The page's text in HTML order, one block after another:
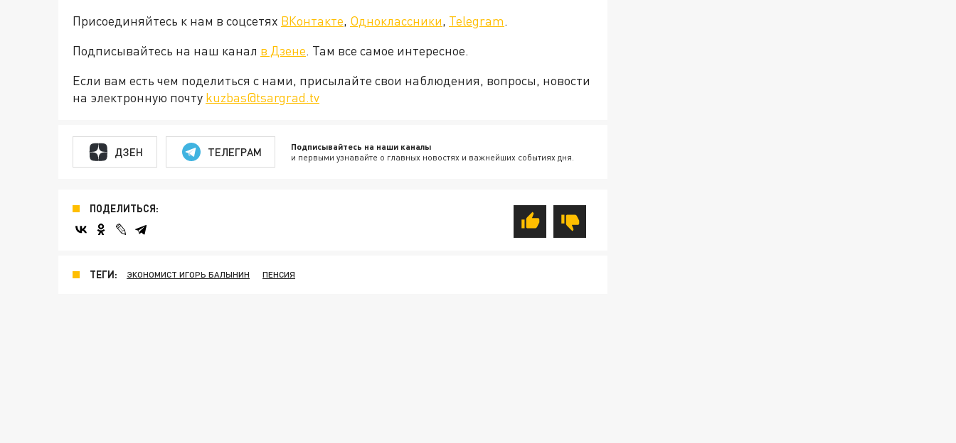
Присоединяйтесь к нам в соцсетях ВКонтакте, Одноклассники, Telegram.
Подписывайтесь на наш канал в Дзене. Там все самое интересное.
Если вам есть чем поделиться с нами, присылайте свои наблюдения, вопросы, новости
на электронную почту kuzbas@tsargrad.tv
ДЗЕН ТЕЛЕГРАМ Подписывайтесь на наши каналы
и первыми узнавайте о главных новостях и важнейших событиях дня.
ПОДЕЛИТЬСЯ:
ТЕГИ: ЭКОНОМИСТ ИГОРЬ БАЛЫНИН ПЕНСИЯ